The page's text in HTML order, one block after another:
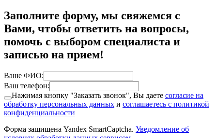
Заполните форму, мы свяжемся с
Вами, чтобы ответить на вопросы,
помочь с выбором специалиста и
записью на прием!
Ваше ФИО:
Ваш телефон:
Нажимая кнопку "Заказать звонок", Вы даете согласие на
обработку персональных данных и соглашаетесь с политикой
конфиденциальности
Форма защищена Yandex SmartCaptcha. Уведомление об